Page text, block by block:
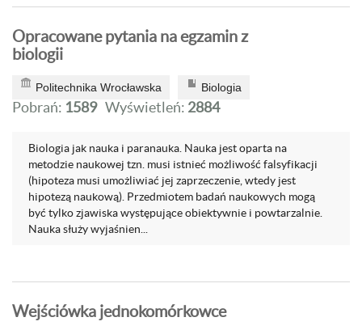
Opracowane pytania na egzamin z
biologii
Politechnika Wrocławska Biologia
Pobrań: 1589 Wyświetleń: 2884
Biologia jak nauka i paranauka. Nauka jest oparta na
metodzie naukowej tzn. musi istnieć możliwość falsyfikacji
(hipoteza musi umożliwiać jej zaprzeczenie, wtedy jest
hipotezą naukową). Przedmiotem badań naukowych mogą
być tylko zjawiska występujące obiektywnie i powtarzalnie.
Nauka służy wyjaśnien...
Wejściówka jednokomórkowce